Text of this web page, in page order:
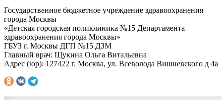
Государственное бюджетное учреждение здравоохранения
города Москвы
«Детская городская поликлиника №15 Департамента
здравоохранения города Москвы»
ГБУЗ г. Москвы ДГП №15 ДЗМ
Главный врач: Щукина Ольга Витальевна
Адрес (юр): 127422 г. Москва, ул. Всеволода Вишневского д 4а